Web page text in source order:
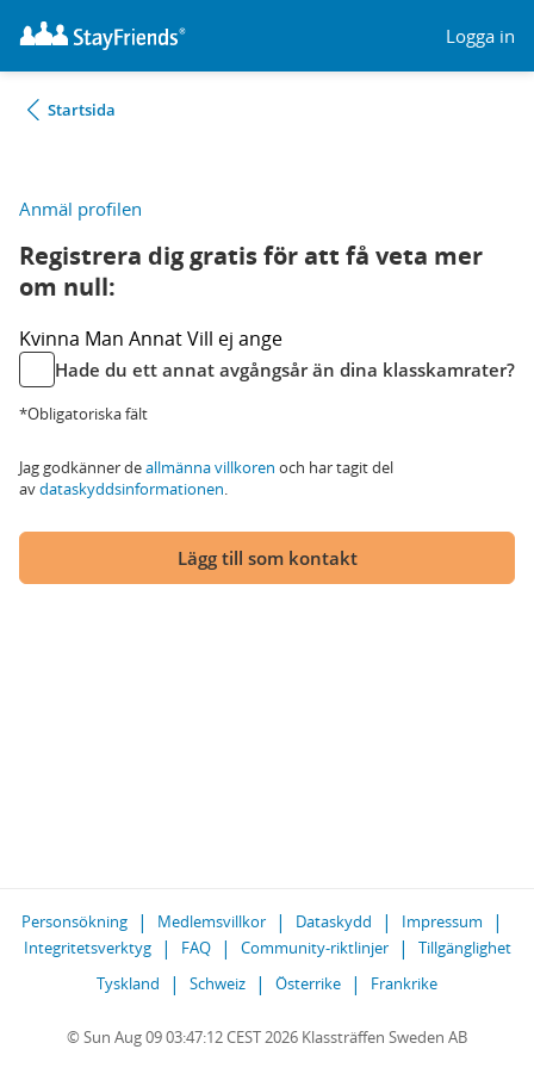
Logga in
Startsida
Anmäl profilen
Registrera dig gratis för att få veta mer
om null:
Kvinna Man AnnatVill ej ange
Hade du ett annat avgångsår än dina klasskamrater?
*Obligatoriska fält
Jag godkänner deallmänna villkoren och har tagit del
avdataskyddsinformationen.
Lägg till som kontakt
Personsökning Medlemsvillkor Dataskydd
Impressum
Integritetsverktyg
FAQ Community-riktlinjer
Tillgänglighet
Tyskland
Schweiz Österrike Frankrike
© Sun Aug 09 03:47:12 CEST 2026 Klassträffen Sweden AB